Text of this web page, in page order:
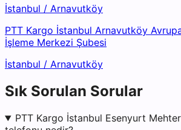
İstanbul / Arnavutköy
PTT Kargo İstanbul Arnavutköy
İşleme Merkezi Şubesi
İstanbul / Arnavutköy
Sık Sorulan Sorular
PTT Kargo İstanbul Esenyurt